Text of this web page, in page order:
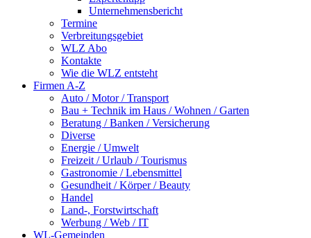
Unternehmensbericht
Termine
Verbreitungsgebiet
WLZ Abo
Kontakte
Wie die WLZ entsteht
Firmen A-Z
Auto / Motor / Transport
Bau + Technik im Haus / Wohnen / Garten
Beratung / Banken / Versicherung
Diverse
Energie / Umwelt
Freizeit / Urlaub / Tourismus
Gastronomie / Lebensmittel
Gesundheit / Körper / Beauty
Handel
Land-, Forstwirtschaft
Werbung / Web / IT
WL-Gemeinden